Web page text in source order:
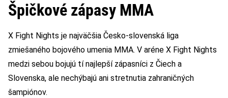
Špičkové zápasy MMA
X Fight Nights je najväčšia Česko-slovenská liga
zmiešaného bojového umenia MMA. V aréne X Fight Nights
medzi sebou bojujú tí najlepší zápasníci z Čiech a
Slovenska, ale nechýbajú ani stretnutia zahraničných
šampiónov.